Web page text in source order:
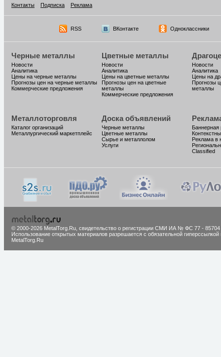
Контакты
Подписка Реклама
RSS ВКонтакте Одноклассники
Черные металлы
Новости
Аналитика
Цены на черные металлы
Прогнозы цен на черные металлы
Коммерческие предложения
Цветные металлы
Новости
Аналитика
Цены на цветные металлы
Прогнозы цен на цветные
металлы
Коммерческие предложения
Новости
Аналитика
Цены на
Прогнозы
металлы
Металлоторговля
Каталог организаций
Металлургический маркетплейс
Доска объявлений
Черные металлы
Цветные металлы
Сырье и металлолом
Услуги
Баннерная
Реклама в
Classified
© 2000-2026 MetalTorg.Ru, cвидетельство о регистрации СМИ ИА № ФС 77 - 85704
Использование открытых материалов разрешается с обязательной гиперссылкой
MetalTorg.Ru